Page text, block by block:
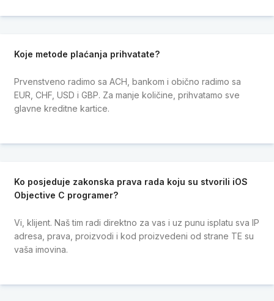
Koje metode plaćanja prihvatate?
Prvenstveno radimo sa ACH, bankom i obično radimo sa
EUR, CHF, USD i GBP. Za manje količine, prihvatamo sve
glavne kreditne kartice.
Ko posjeduje zakonska prava rada koju su stvorili iOS
Objective C programer?
Vi, klijent. Naš tim radi direktno za vas i uz punu isplatu sva IP
adresa, prava, proizvodi i kod proizvedeni od strane TE su
vaša imovina.